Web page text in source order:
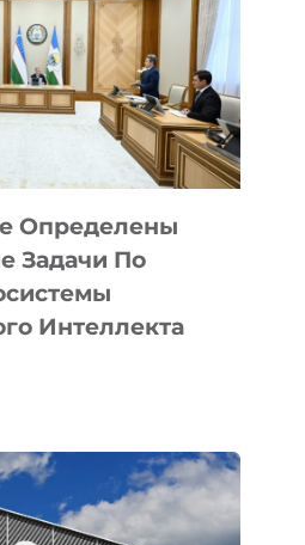
Определены
Задачи По
Интеллекта